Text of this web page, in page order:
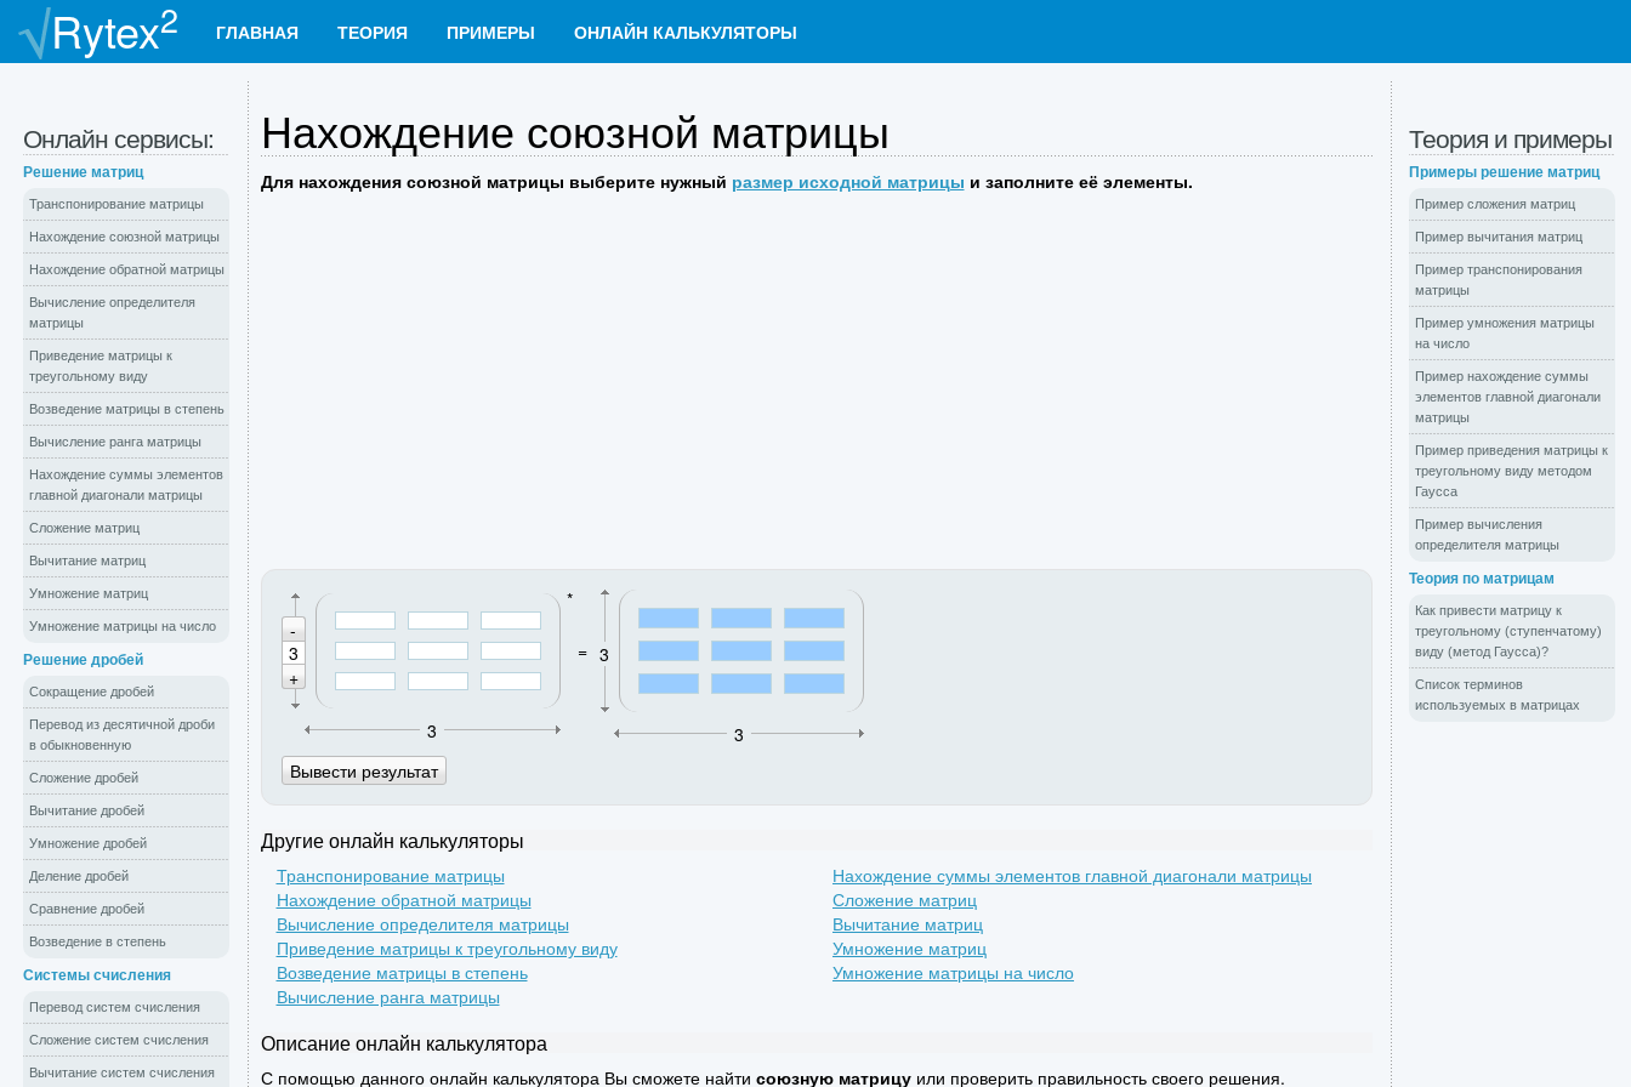
Rytex2 ГЛАВНАЯ ТЕОРИЯ ПРИМЕРЫ ОНЛАЙН КАЛЬКУЛЯТОРЫ
Онлайн сервисы:
Решение матриц
Транспонирование матрицы
Нахождение союзной матрицы
Нахождение обратной матрицы
Вычисление определителя
матрицы
Приведение матрицы к
треугольному виду
Возведение матрицы в степень
Вычисление ранга матрицы
Нахождение суммы элементов
главной диагонали матрицы
Сложение матриц
Вычитание матриц
Умножение матриц
Умножение матрицы на число
Решение дробей
Сокращение дробей
Перевод из десятичной дроби
в обыкновенную
Сложение дробей
Вычитание дробей
Умножение дробей
Деление дробей
Сравнение дробей
Возведение в степень
Системы счисления
Перевод систем счисления
Сложение систем счисления
Вычитание систем счисления
Нахождение союзной матрицы
Для нахождения союзной матрицы выберите нужный размер исходной матрицы и заполните её элементы.
*
-
+
3
= 3
3
Другие онлайн калькуляторы
Транспонирование матрицы
Нахождение обратной матрицы
Вычисление определителя матрицы
Приведение матрицы к треугольному виду
Возведение матрицы в степень
Вычисление ранга матрицы
Нахождение суммы элементов главной диагонали матрицы
Сложение матриц
Вычитание матриц
Умножение матриц
Умножение матрицы на число
Описание онлайн калькулятора
С помощью данного онлайн калькулятора Вы сможете найти союзную матрицуили проверить правильность своего решения.
Теория и примеры
Примеры решение матриц
Пример сложения матриц
Пример вычитания матриц
Пример транспонирования
матрицы
Пример умножения матрицы
на число
Пример нахождение суммы
элементов главной диагонали
матрицы
Пример приведения матрицы к
треугольному виду методом
Гаусса
Пример вычисления
определителя матрицы
Теория по матрицам
Как привести матрицу к
треугольному (ступенчатому)
виду (метод Гаусса)?
Список терминов
используемых в матрицах